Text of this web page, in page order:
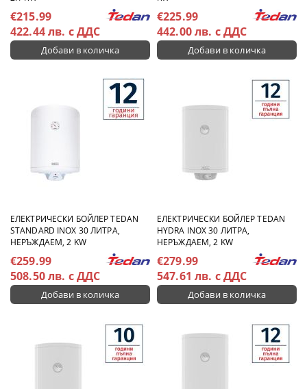
€215.99
422.44 лв. с ДДС
€225.99
442.00 лв. с ДДС
ЕЛЕКТРИЧЕСКИ БОЙЛЕР TEDAN
STANDARD INOX 30 ЛИТРА,
НЕРЪЖДАЕМ, 2 KW
€259.99
508.50 лв. с ДДС
ЕЛЕКТРИЧЕСКИ БОЙЛЕР TEDAN
HYDRA INOX 30 ЛИТРА,
НЕРЪЖДАЕМ, 2 KW
€279.99
547.61 лв. с ДДС